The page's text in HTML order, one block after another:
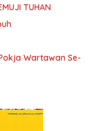
TUHAN
Wartawan Se-